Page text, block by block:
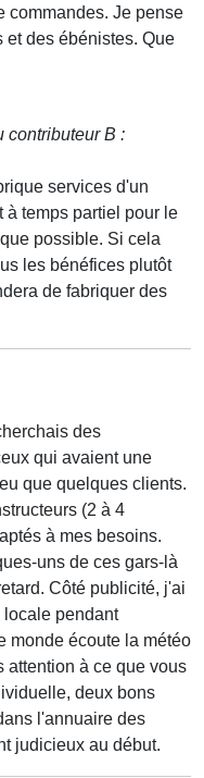
commandes. Je pense
et des ébénistes. Que
contributeur B :
services d'un
temps partiel pour le
possible. Si cela
les bénéfices plutôt
de fabriquer des
des
qui avaient une
que quelques clients.
(2 à 4
à mes besoins.
uns de ces gars-là
Côté publicité, j'ai
pendant
monde écoute la météo
attention à ce que vous
deux bons
l'annuaire des
judicieux au début.